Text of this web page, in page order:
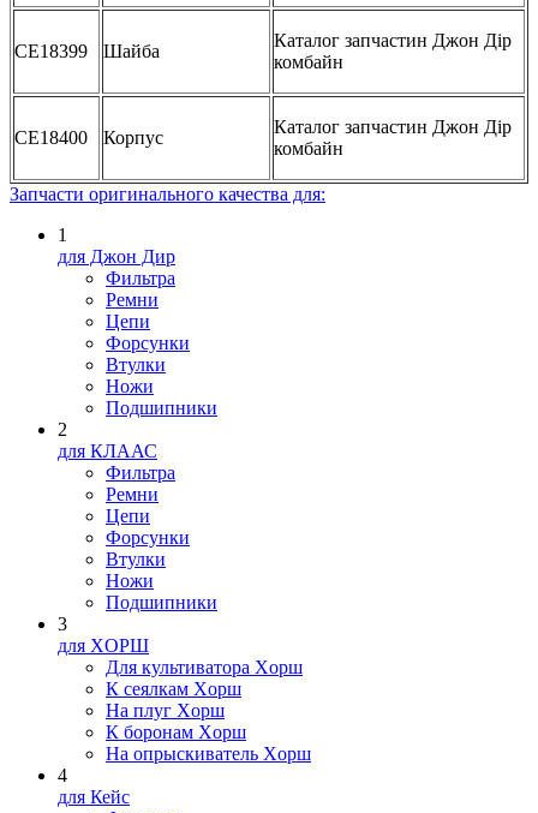
CE18399 Шайба
Каталог запчастин Джон Дір
комбайн
CE18400 Корпус
Каталог запчастин Джон Дір
комбайн
Запчасти оригинального качества для:
1
для Джон Дир
Фильтра
Ремни
Цепи
Форсунки
Втулки
Ножи
Подшипники
2
для КЛААС
Фильтра
Ремни
Цепи
Форсунки
Втулки
Ножи
Подшипники
3
для XOPШ
Для культиватора Xopш
К сеялкам Xopш
На плуг Xopш
К боронам Xopш
На опрыскиватель Xopш
4
для Кейс